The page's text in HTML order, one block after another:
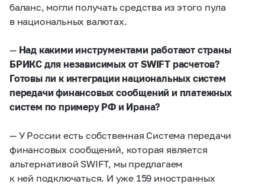
баланс, могли получать средства из этого пула
в национальных валютах.
— Над какими инструментами работают страны
БРИКС для независимых от SWIFT расчетов?
Готовы ли к интеграции национальных систем
передачи финансовых сообщений и платежных
систем по примеру РФ и Ирана?
— У России есть собственная Система передачи
финансовых сообщений, которая является
альтернативой SWIFT, мы предлагаем
к ней подключаться. И уже 159 иностранных